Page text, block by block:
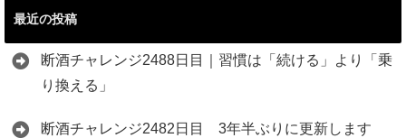
最近の投稿
断酒チャレンジ2488日目｜習慣は「続ける」より「乗
り換える」
断酒チャレンジ2482日目 3年半ぶりに更新します